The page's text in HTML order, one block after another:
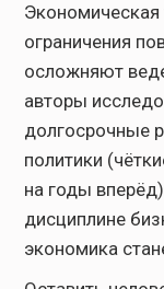
Экономическая
ограничения
осложняют
авторы
долгосрочные
политики
на годы
дисциплине
экономика